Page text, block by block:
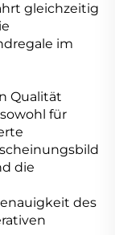
gleichzeitig
im
Qualität
für
die
des